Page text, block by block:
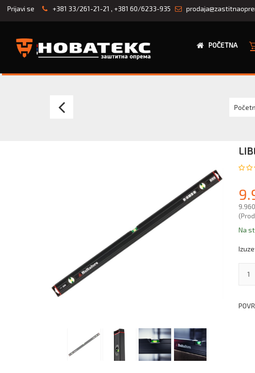
Prijavi se +381 33/261-21-21 , +381 60/6233-935
POČETNA
LIBELA
Na